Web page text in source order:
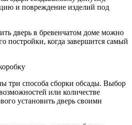
и повреждение изделий под
дверь в бревенчатом доме можно
постройки, когда завершится самый
три способа сборки обсады. Выбор
или количестве
установить дверь своими